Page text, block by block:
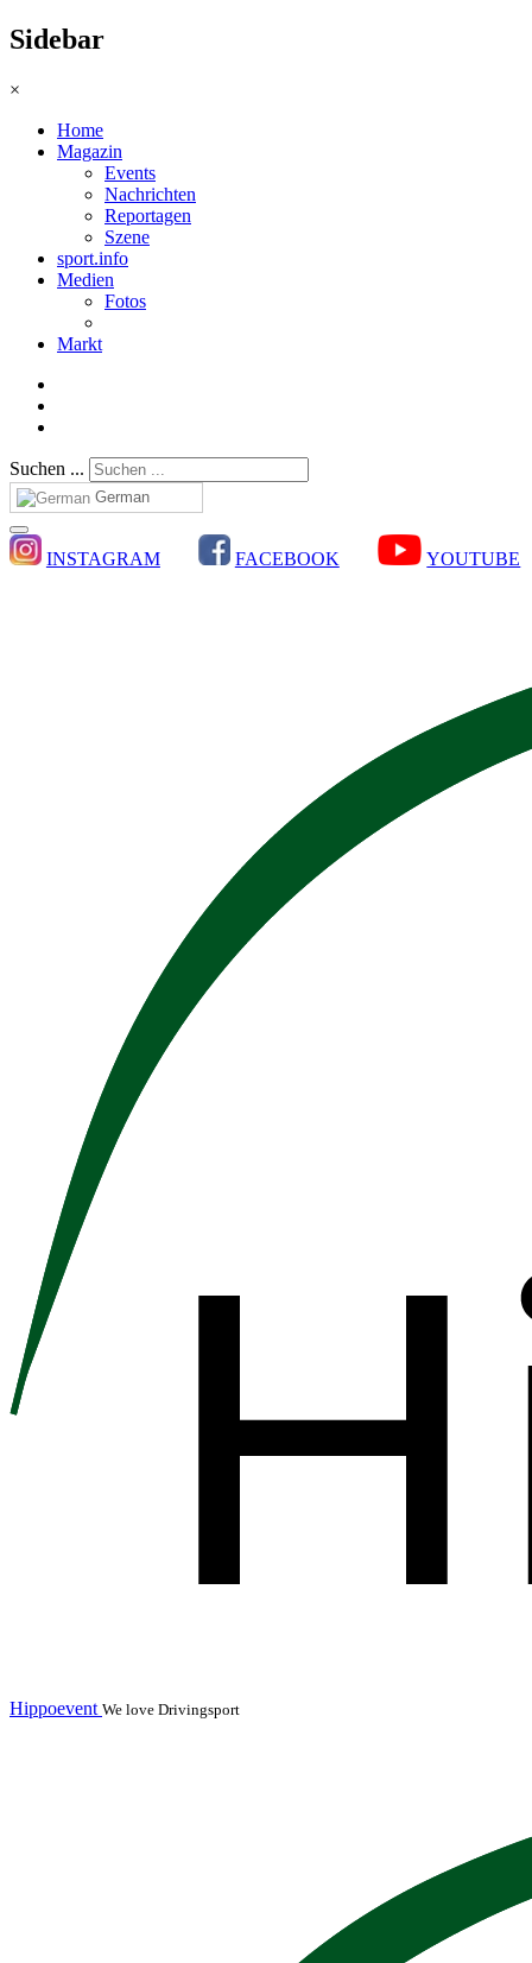
Sidebar
×
Home
Magazin
Events
Nachrichten
Reportagen
Szene
sport.info
Medien
Fotos
Markt
Suchen ...
German
INSTAGRAM FACEBOOK YOUTUBE
Hippoevent We love Drivingsport